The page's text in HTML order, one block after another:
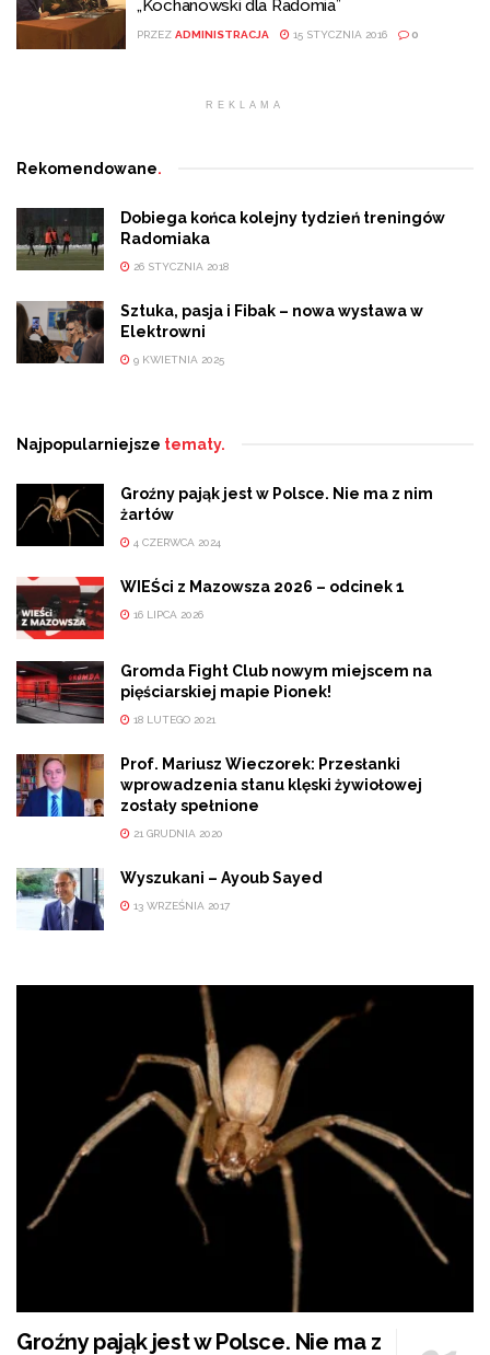
„Kochanowski dla Radomia”
PRZEZ ADMINISTRACJA 15 STYCZNIA 2016 0
REKLAMA
Rekomendowane.
Dobiega końca kolejny tydzień treningów
Radomiaka
26 STYCZNIA 2018
Sztuka, pasja i Fibak – nowa wystawa w
Elektrowni
9 KWIETNIA 2025
Najpopularniejsze tematy.
Groźny pająk jest w Polsce. Nie ma z nim
żartów
4 CZERWCA 2024
WIEŚci z Mazowsza 2026 – odcinek 1
16 LIPCA 2026
Gromda Fight Club nowym miejscem na
pięściarskiej mapie Pionek!
18 LUTEGO 2021
Prof. Mariusz Wieczorek: Przesłanki
wprowadzenia stanu klęski żywiołowej
zostały spełnione
21 GRUDNIA 2020
Wyszukani – Ayoub Sayed
13 WRZEŚNIA 2017
Groźny pająk jest w Polsce. Nie ma z